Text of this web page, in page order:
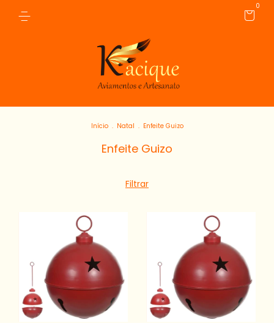
0
Início . Natal . Enfeite Guizo
Enfeite Guizo
Filtrar